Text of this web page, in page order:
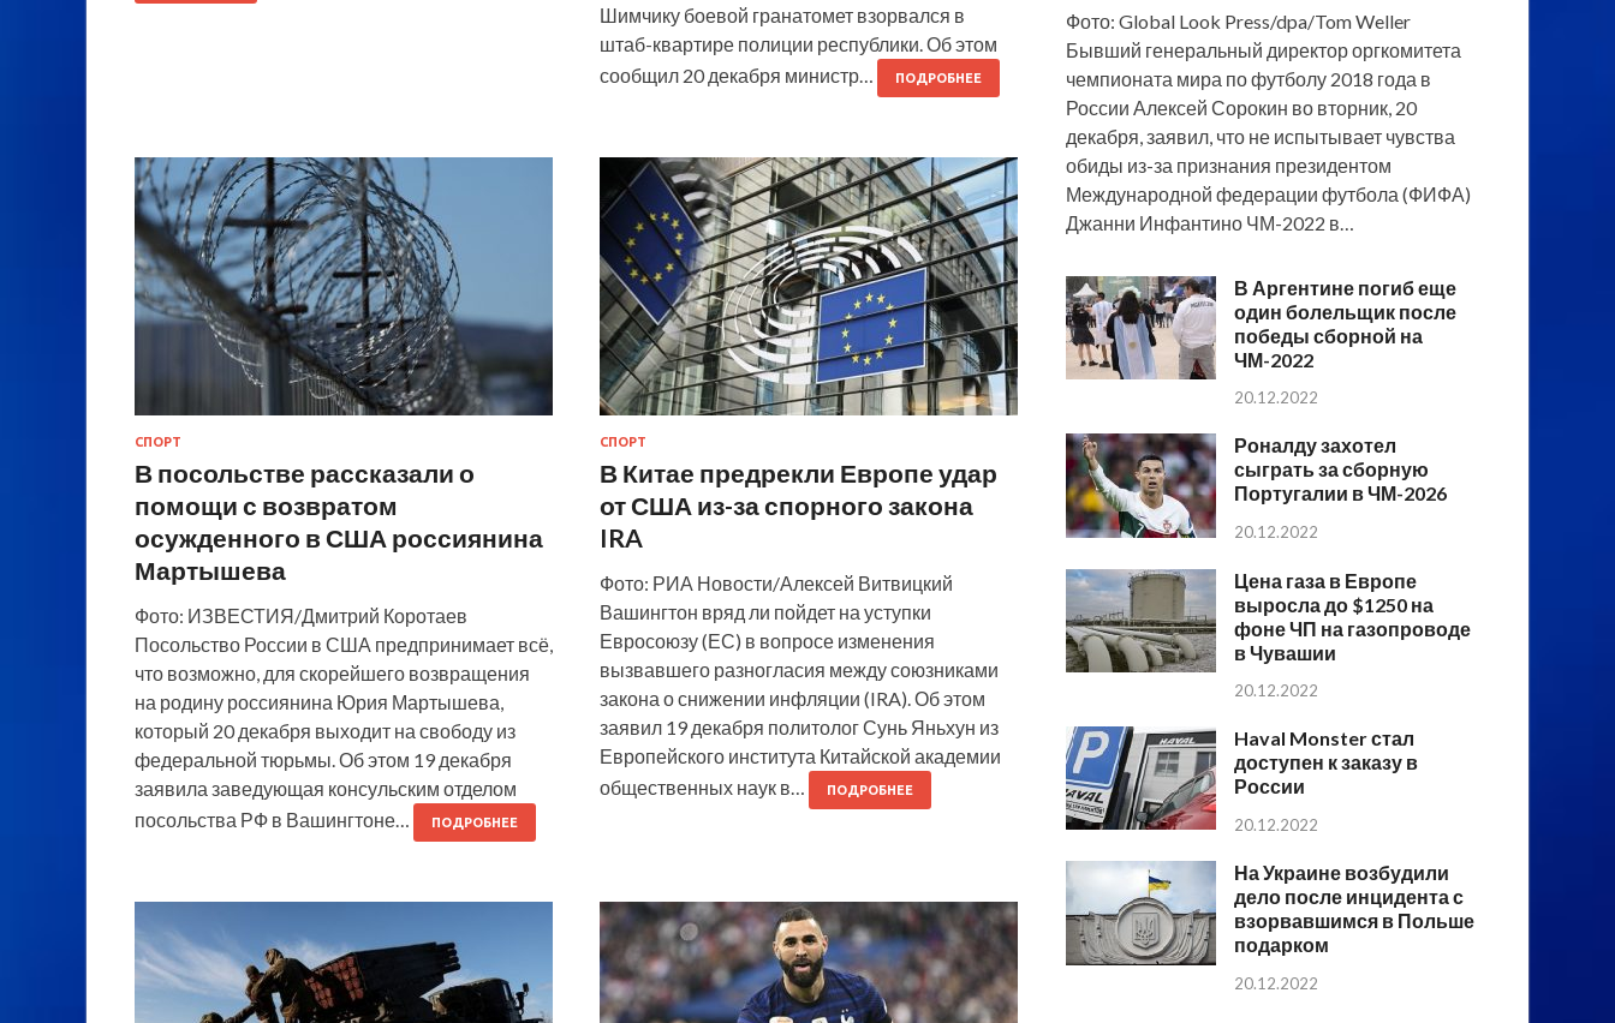
Шимчику боевой гранатомет взорвался в
штаб-квартире полиции республики. Об этом
сообщил 20 декабря министр…
ПОДРОБНЕЕ
СПОРТ
В посольстве рассказали о
помощи с возвратом
осужденного в США россиянина
Мартышева
Фото: ИЗВЕСТИЯ/Дмитрий Коротаев
Посольство России в США предпринимает всё,
что возможно, для скорейшего возвращения
на родину россиянина Юрия Мартышева,
который 20 декабря выходит на свободу из
федеральной тюрьмы. Об этом 19 декабря
заявила заведующая консульским отделом
посольства РФ в Вашингтоне…
ПОДРОБНЕЕ
СПОРТ
В Китае предрекли Европе удар
от США из-за спорного закона
IRA
Фото: РИА Новости/Алексей Витвицкий
Вашингтон вряд ли пойдет на уступки
Евросоюзу (ЕС) в вопросе изменения
вызвавшего разногласия между союзниками
закона о снижении инфляции (IRA). Об этом
заявил 19 декабря политолог Сунь Яньхун из
Европейского института Китайской академии
общественных наук в…
ПОДРОБНЕЕ
Фото: Global Look Press/dpa/Tom Weller
Бывший генеральный директор оргкомитета
чемпионата мира по футболу 2018 года в
России Алексей Сорокин во вторник, 20
декабря, заявил, что не испытывает чувства
обиды из-за признания президентом
Международной федерации футбола (ФИФА)
Джанни Инфантино ЧМ-2022 в…
В Аргентине погиб еще
один болельщик после
победы сборной на
ЧМ-2022
20.12.2022
Роналду захотел
сыграть за сборную
Португалии в ЧМ-2026
20.12.2022
Цена газа в Европе
выросла до $1250 на
фоне ЧП на газопроводе
в Чувашии
20.12.2022
Haval Monster стал
доступен к заказу в
России
20.12.2022
На Украине возбудили
дело после инцидента с
взорвавшимся в Польше
подарком
20.12.2022